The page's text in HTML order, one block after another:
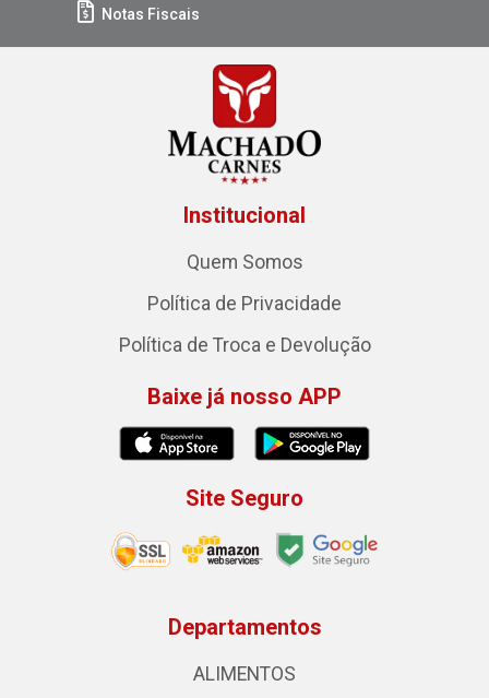
Notas Fiscais
Institucional
Quem Somos
Política de Privacidade
Política de Troca e Devolução
Baixe já nosso APP
Site Seguro
Departamentos
ALIMENTOS